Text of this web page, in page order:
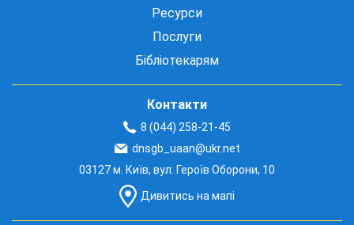
Ресурси
Послуги
Бібліотекарям
Контакти
8 (044) 258-21-45
dnsgb_uaan@ukr.net
03127 м. Київ, вул. Героїв Оборони, 10
Дивитись на мапі